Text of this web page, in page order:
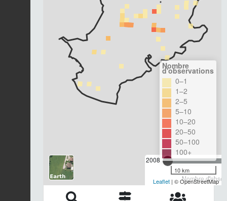
2008
Nombre
Nombre
d'observations
0–1
1–2
2–5
5–10
10–20
20–50
50–100
100+
10 km
Leaflet | © OpenStreetMap